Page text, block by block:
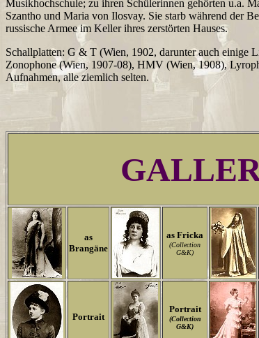
Musikhochschule; zu ihren Schülerinnen gehörten u.a.
Szantho und Maria von Ilosvay. Sie starb während der
russische Armee im Keller ihres zerstörten Hauses.
Schallplatten: G & T (Wien, 1902, darunter auch einige
Zonophone (Wien, 1907-08), HMV (Wien, 1908),
Aufnahmen, alle ziemlich selten.
as
Brangäne
as Fricka
(Collection
G&K)
Portrait
Portrait
(Collection
G&K)